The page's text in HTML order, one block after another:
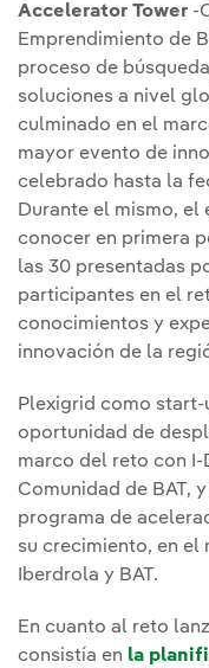
Accelerator Tower -
Emprendimiento de
proceso de
soluciones a nivel
culminado en el
mayor evento de
celebrado hasta la
Durante el mismo, el
conocer en primera
las 30 presentadas
participantes en el
conocimientos y
innovación de la
Plexigrid como
oportunidad de
marco del reto con I-
Comunidad de BAT,
programa de
su crecimiento, en
Iberdrola y BAT.
En cuanto al reto
consistía en la